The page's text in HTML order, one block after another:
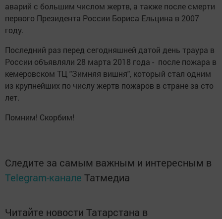
аварий с большим числом жертв, а также после смерти
первого Президента России Бориса Ельцина в 2007
году.
Последний раз перед сегодняшней датой день траура в
России объявляли 28 марта 2018 года - после пожара в
кемеровском ТЦ "Зимняя вишня", который стал одним
из крупнейших по числу жертв пожаров в стране за сто
лет.
Помним! Скорбим!
Следите за самым важным и интересным в
Telegram-канале Татмедиа
Читайте новости Татарстана в